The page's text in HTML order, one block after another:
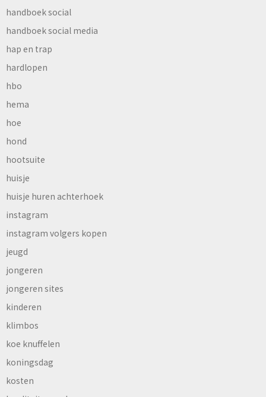
handboek social
handboek social media
hap en trap
hardlopen
hbo
hema
hoe
hond
hootsuite
huisje
huisje huren achterhoek
instagram
instagram volgers kopen
jeugd
jongeren
jongeren sites
kinderen
klimbos
koe knuffelen
koningsdag
kosten